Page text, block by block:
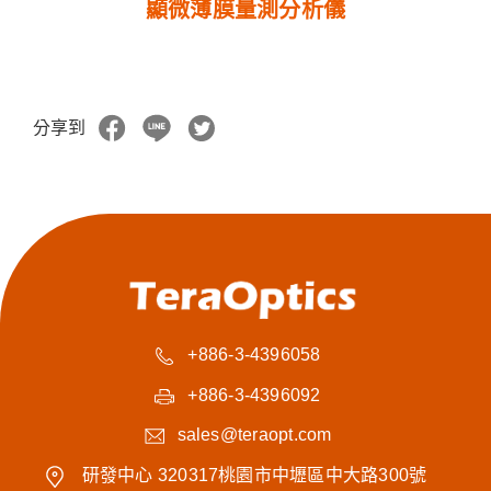
顯微薄膜量測分析儀
分享到
+886-3-4396058
+886-3-4396092
sales@teraopt.com
研發中心 320317桃園市中壢區中大路300號